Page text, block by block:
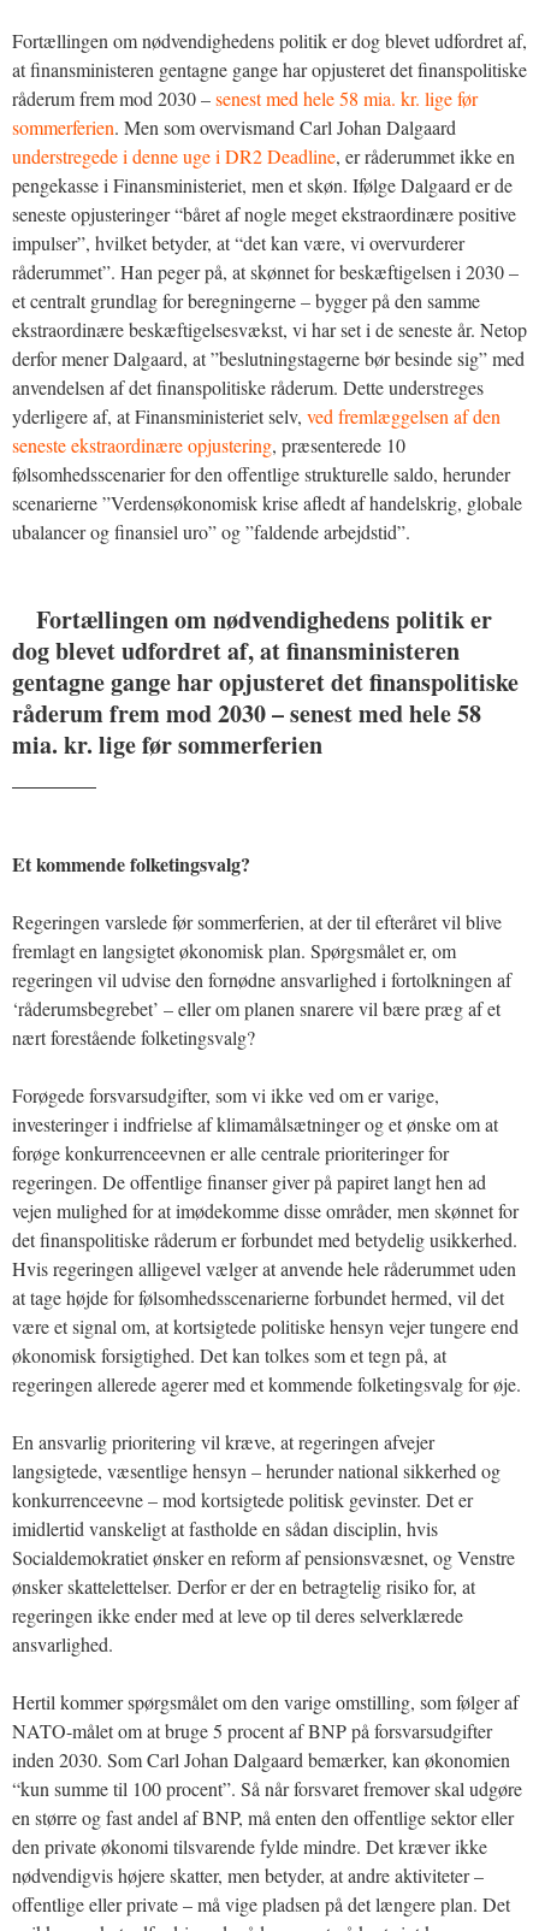
Fortællingen om nødvendighedens politik er dog blevet udfordret af,
at finansministeren gentagne gange har opjusteret det finanspolitiske
råderum frem mod 2030 –senest med hele 58 mia. kr. lige før
sommerferien. Men som overvismand Carl Johan Dalgaard
understregede i denne uge i DR2 Deadline, er råderummet ikke en
pengekasse i Finansministeriet, men et skøn. Ifølge Dalgaard er de
seneste opjusteringer “båret af nogle meget ekstraordinære positive
impulser”, hvilket betyder, at “det kan være, vi overvurderer
råderummet”. Han peger på, at skønnet for beskæftigelsen i 2030 –
et centralt grundlag for beregningerne – bygger på den samme
ekstraordinære beskæftigelsesvækst, vi har set i de seneste år. Netop
derfor mener Dalgaard, at ”beslutningstagerne bør besinde sig” med
anvendelsen af det finanspolitiske råderum. Dette understreges
yderligere af, at Finansministeriet selv, ved fremlæggelsen af den
seneste ekstraordinære opjustering, præsenterede 10
følsomhedsscenarier for den offentlige strukturelle saldo, herunder
scenarierne ”Verdensøkonomisk krise afledt af handelskrig, globale
ubalancer og finansiel uro” og ”faldende arbejdstid”.
Fortællingen om nødvendighedens politik er
dog blevet udfordret af, at finansministeren
gentagne gange har opjusteret det finanspolitiske
råderum frem mod 2030 – senest med hele 58
mia. kr. lige før sommerferien
Et kommende folketingsvalg?
Regeringen varslede før sommerferien, at der til efteråret vil blive
fremlagt en langsigtet økonomisk plan. Spørgsmålet er, om
regeringen vil udvise den fornødne ansvarlighed i fortolkningen af
‘råderumsbegrebet’ – eller om planen snarere vil bære præg af et
nært forestående folketingsvalg?
Forøgede forsvarsudgifter, som vi ikke ved om er varige,
investeringer i indfrielse af klimamålsætninger og et ønske om at
forøge konkurrenceevnen er alle centrale prioriteringer for
regeringen. De offentlige finanser giver på papiret langt hen ad
vejen mulighed for at imødekomme disse områder, men skønnet for
det finanspolitiske råderum er forbundet med betydelig usikkerhed.
Hvis regeringen alligevel vælger at anvende hele råderummet uden
at tage højde for følsomhedsscenarierne forbundet hermed, vil det
være et signal om, at kortsigtede politiske hensyn vejer tungere end
økonomisk forsigtighed. Det kan tolkes som et tegn på, at
regeringen allerede agerer med et kommende folketingsvalg for øje.
En ansvarlig prioritering vil kræve, at regeringen afvejer
langsigtede, væsentlige hensyn – herunder national sikkerhed og
konkurrenceevne – mod kortsigtede politisk gevinster. Det er
imidlertid vanskeligt at fastholde en sådan disciplin, hvis
Socialdemokratiet ønsker en reform af pensionsvæsnet, og Venstre
ønsker skattelettelser. Derfor er der en betragtelig risiko for, at
regeringen ikke ender med at leve op til deres selverklærede
ansvarlighed.
Hertil kommer spørgsmålet om den varige omstilling, som følger af
NATO-målet om at bruge 5 procent af BNP på forsvarsudgifter
inden 2030. Som Carl Johan Dalgaard bemærker, kan økonomien
“kun summe til 100 procent”. Så når forsvaret fremover skal udgøre
en større og fast andel af BNP, må enten den offentlige sektor eller
den private økonomi tilsvarende fylde mindre. Det kræver ikke
nødvendigvis højere skatter, men betyder, at andre aktiviteter –
offentlige eller private – må vige pladsen på det længere plan. Det